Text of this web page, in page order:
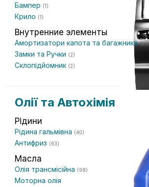
Бампер (1)
Крило (1)
Внутренние элементы
Амортизатори капота та багажника(21)
Замки та Ручки (2)
Склопідйомник (2)
Олії та Автохімія
Рідини
Рідина гальмівна (40)
Антифриз (63)
Масла
Олія трансмісійна (98)
Моторна олія